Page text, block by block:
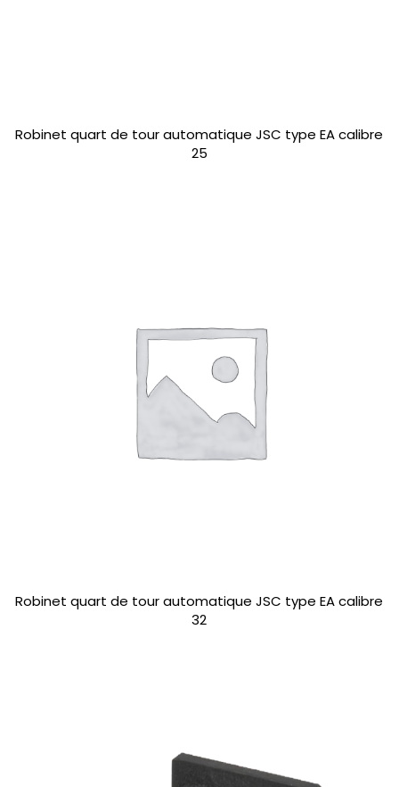
Robinet quart de tour automatique JSC type EA calibre
25
Robinet quart de tour automatique JSC type EA calibre
32